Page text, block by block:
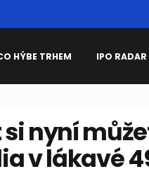
HÝBE TRHEM IPO RADAR
nyní
v lákavé